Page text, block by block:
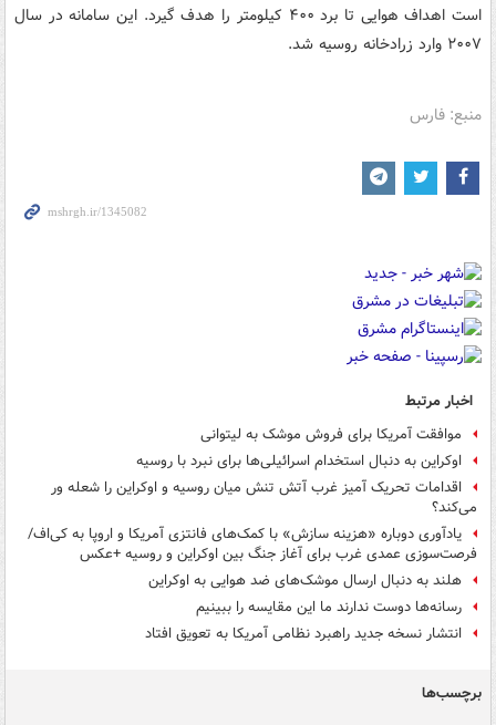
است اهداف هوایی تا برد ۴۰۰ کیلومتر را هدف گیرد. این سامانه در سال
۲۰۰۷ وارد زرادخانه روسیه شد.
منبع: فارس
اخبار مرتبط
موافقت آمریکا برای فروش موشک به لیتوانی
اوکراین به دنبال استخدام اسرائیلی‌ها برای نبرد با روسیه
اقدامات تحریک آمیز غرب آتش تنش میان روسیه و اوکراین را شعله ور
می‌‎کند؟
یادآوری دوباره «هزینه سازش» با کمک‌های فانتزی آمریکا و اروپا به کی‌اف/
فرصت‌سوزی عمدی غرب برای آغاز جنگ بین اوکراین و روسیه +عکس
هلند به دنبال ارسال موشک‌های ضد هوایی به اوکراین
رسانه‌ها دوست ندارند ما این مقایسه را ببینیم
انتشار نسخه جدید راهبرد نظامی آمریکا به تعویق افتاد
برچسب‌ها